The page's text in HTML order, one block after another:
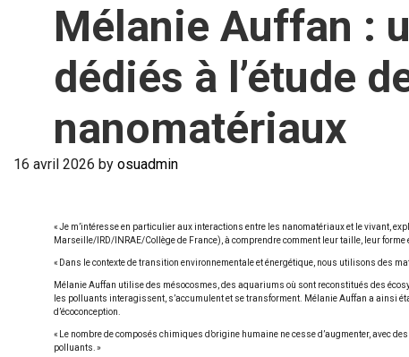
Mélanie Auffan :
dédiés à l’étude
nanomatériaux
16 avril 2026 by osuadmin
« Je m’intéresse en particulier aux interactions entre les nanomatériaux et le vivant,
Marseille/IRD/INRAE/Collège de France), à comprendre comment leur taille, leur
« Dans le contexte de transition environnementale et énergétique, nous utilisons des
Mélanie Auffan utilise des mésocosmes, des aquariums où sont reconstitués des
les polluants interagissent, s’accumulent et se transforment. Mélanie Auffan a ainsi
d’écoconception.
« Le nombre de composés chimiques d’origine humaine ne cesse d’augmenter,
polluants. »